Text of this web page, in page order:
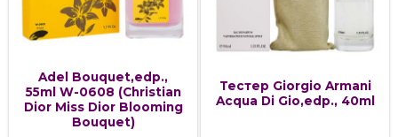
Adel Bouquet,edp.,
55ml W-0608 (Christian
Dior Miss Dior Blooming
Bouquet)
Тестер Giorgio Armani
Acqua Di Gio,edp., 40ml